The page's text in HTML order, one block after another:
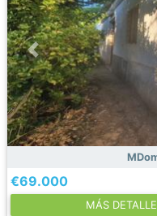
€69.000
МÁS